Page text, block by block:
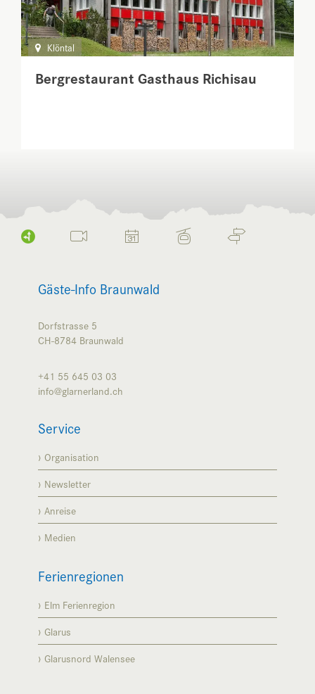
Bergrestaurant Gasthaus Richisau
Klöntal
Gäste-Info Braunwald
Dorfstrasse 5
CH-8784 Braunwald
+41 55 645 03 03
info@glarnerland.ch
Service
Organisation
Newsletter
Anreise
Medien
Ferienregionen
Elm Ferienregion
Glarus
Glarusnord Walensee